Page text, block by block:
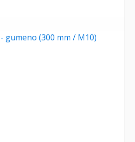
gumeno (300 mm / M10)